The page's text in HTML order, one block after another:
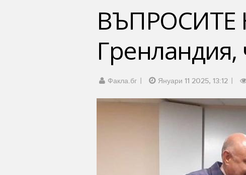
ВЪПРОСИТЕ
Гренландия,
Факла.бг Януари 11 2025, 13:12